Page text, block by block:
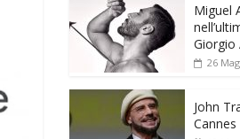
Miguel
Giorgio
26
John